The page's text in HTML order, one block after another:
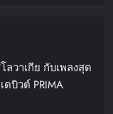
แห่งชายฝั่ง
ago 0
ลวาเกีย กับเพลงสุด
ดบิวต์ PRIMA